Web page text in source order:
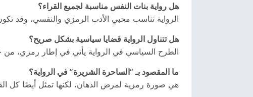
هل رواية بنات النفس مناسبة لجميع القراء؟
الرواية تناسب محبي الأدب الرمزي والنفسي، وقد
هل تتناول الرواية قضايا سياسية بشكل صريح؟
الطرح السياسي في الرواية يأتي في إطار رمزي،
ما المقصود بـ “الساحرة الشريرة” في الرواية؟
هي صورة رمزية لمرض الذهان، لكنها تمثل أيضًا كل